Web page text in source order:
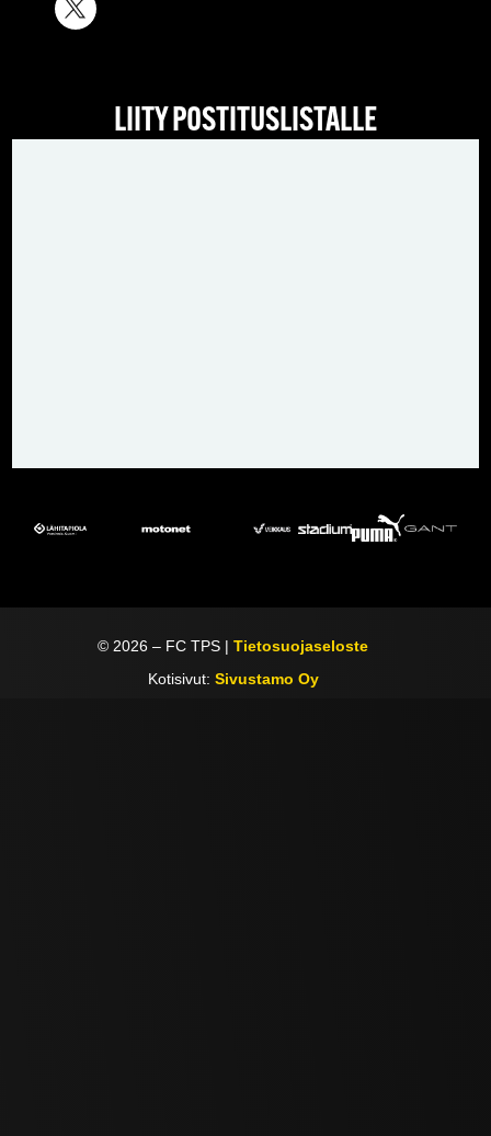
LIITY POSTITUSLISTALLE
© 2026 – FC TPS |Tietosuojaseloste
Kotisivut: Sivustamo Oy